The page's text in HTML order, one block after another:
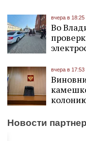
вчера в 18:25
Во
вчера в 17:53
Новости